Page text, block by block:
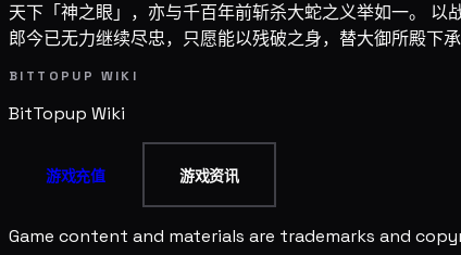
天下「神之眼」，亦与千百年前斩杀大蛇之义举如一。
郎今已无力继续尽忠，只愿能以残破之身，替大御所殿下
BITTOPUP WIKI
BitTopup Wiki
游戏充值 游戏资讯
Game content and materials are trademarks and